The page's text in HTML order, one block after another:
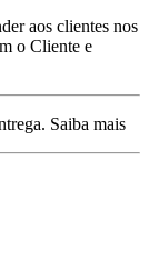
aos clientes nos
o Cliente e
Saiba mais